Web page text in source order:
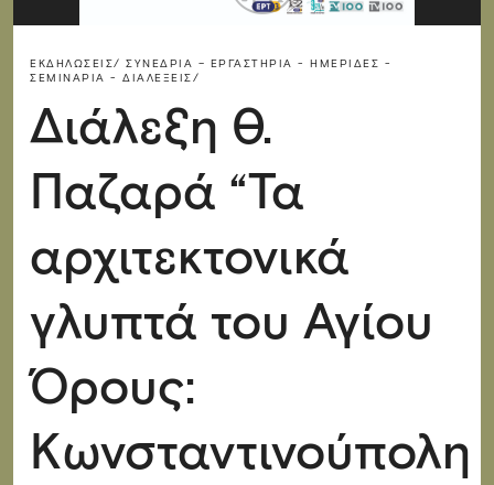
ΕΚΔΗΛΏΣΕΙΣ/ ΣΥΝΈΔΡΙΑ – ΕΡΓΑΣΤΉΡΙΑ - ΗΜΕΡΊΔΕΣ -
ΣΕΜΙΝΆΡΙΑ - ΔΙΑΛΈΞΕΙΣ/
Διάλεξη Θ.
Παζαρά “Τα
αρχιτεκτονικά
γλυπτά του Αγίου
Όρους:
Κωνσταντινούπολη